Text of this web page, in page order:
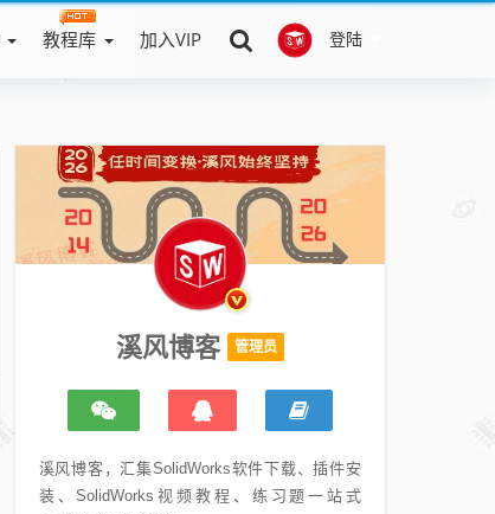
登陆
教程库 加入VIP
溪风博客 管理员
溪风博客，汇集SolidWorks软件下载、插件安
装、SolidWorks视频教程、练习题一站式